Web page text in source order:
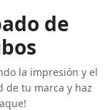
de
la impresión y el
de tu marca y haz